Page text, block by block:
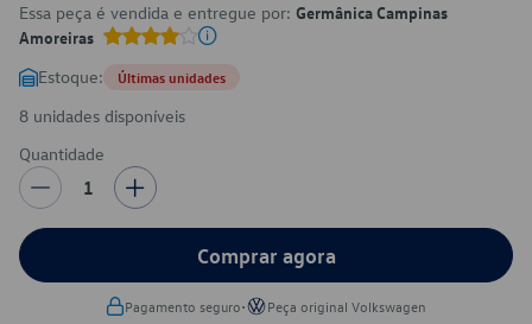
Essa peça é vendida e entregue por: Germânica Campinas
Amoreiras
Estoque: Últimas unidades
8 unidades disponíveis
Quantidade
1
Comprar agora
Pagamento seguro• Peça original Volkswagen